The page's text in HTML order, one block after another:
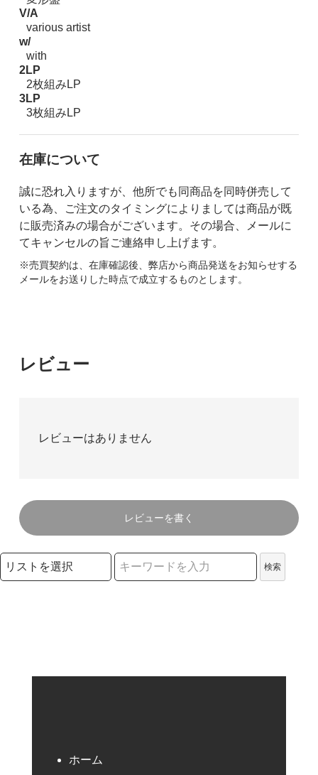
V/A
various artist
w/
with
2LP
2枚組みLP
3LP
3枚組みLP
在庫について
誠に恐れ入りますが、他所でも同商品を同時併売して
いる為、ご注文のタイミングによりましては商品が既
に販売済みの場合がございます。その場合、メールに
てキャンセルの旨ご連絡申し上げます。
※売買契約は、在庫確認後、弊店から商品発送をお知らせする
メールをお送りした時点で成立するものとします。
レビュー
レビューはありません
レビューを書く
検索リストの選択
検索
ホーム